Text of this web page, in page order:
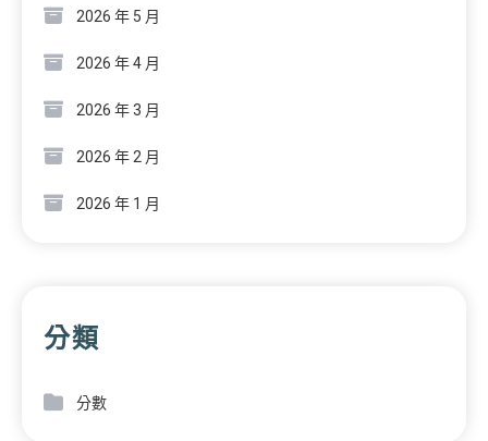
2026 年 5 月
2026 年 4 月
2026 年 3 月
2026 年 2 月
2026 年 1 月
分類
分數